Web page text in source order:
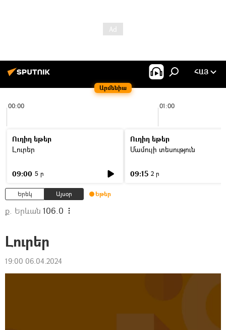
Արմենիա
ՀԱՅ
00:00 01:00
Ուղիղ եթեր
Լուրեր
09:00 5 ր
Ուղիղ եթեր
Մամուլի տեսություն
09:15 2 ր
Երեկ Այսօր Եթեր
ք. Երևան 106.0
Լուրեր
19:00 06.04.2024